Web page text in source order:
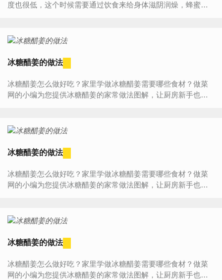
度也很低，这个时候需要通过饮食来给身体滋阴润燥，蜂蜜和
冰糖醋姜的做法
冰糖醋姜怎么做好吃？家里学做冰糖醋姜需要哪些食材？做菜
网的小编为您提供冰糖醋姜的家常做法图解，让厨房新手也能
冰糖醋姜的做法
冰糖醋姜怎么做好吃？家里学做冰糖醋姜需要哪些食材？做菜
网的小编为您提供冰糖醋姜的家常做法图解，让厨房新手也能
冰糖醋姜的做法
冰糖醋姜怎么做好吃？家里学做冰糖醋姜需要哪些食材？做菜
网的小编为您提供冰糖醋姜的家常做法图解，让厨房新手也能